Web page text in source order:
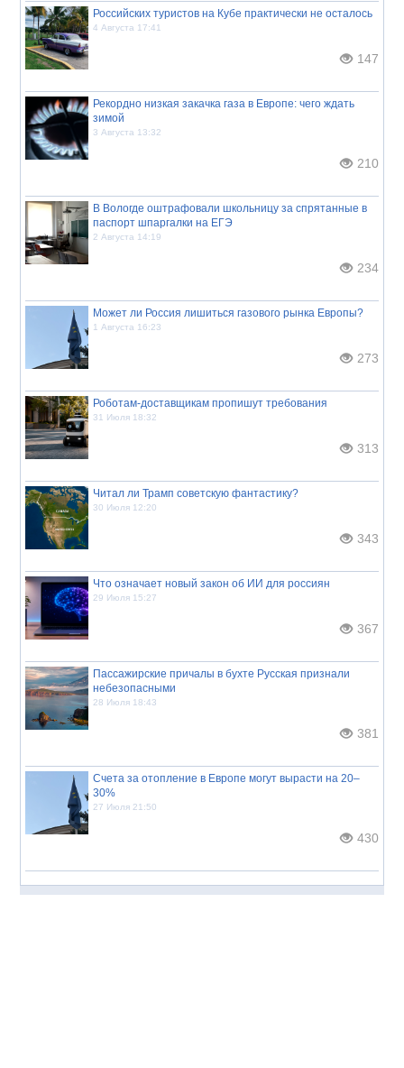
Российских туристов на Кубе практически не осталось
4 Августа 17:41
147
Рекордно низкая закачка газа в Европе: чего ждать
зимой
3 Августа 13:32
210
В Вологде оштрафовали школьницу за спрятанные в
паспорт шпаргалки на ЕГЭ
2 Августа 14:19
234
Может ли Россия лишиться газового рынка Европы?
1 Августа 16:23
273
Роботам-доставщикам пропишут требования
31 Июля 18:32
313
Читал ли Трамп советскую фантастику?
30 Июля 12:20
343
Что означает новый закон об ИИ для россиян
29 Июля 15:27
367
Пассажирские причалы в бухте Русская признали
небезопасными
28 Июля 18:43
381
Счета за отопление в Европе могут вырасти на 20–
30%
27 Июля 21:50
430